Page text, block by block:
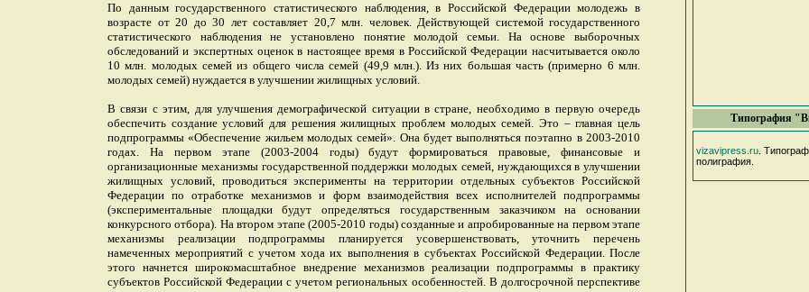
Типография
vizavipress.ru .
полиграфия.
По данным государственного статистического наблюдения, в Российской Федерации молодежь в
возрасте от 20 до 30 лет составляет 20,7 млн. человек. Действующей системой государственного
статистического наблюдения не установлено понятие молодой семьи. На основе выборочных
обследований и экспертных оценок в настоящее время в Российской Федерации насчитывается около
10 млн. молодых семей из общего числа семей (49,9 млн.). Из них большая часть (примерно 6 млн.
молодых семей) нуждается в улучшении жилищных условий.
В связи с этим, для улучшения демографической ситуации в стране, необходимо в первую очередь
обеспечить создание условий для решения жилищных проблем молодых семей. Это – главная цель
подпрограммы «Обеспечение жильем молодых семей». Она будет выполняться поэтапно в 2003-2010
годах. На первом этапе (2003-2004 годы) будут формироваться правовые, финансовые и
организационные механизмы государственной поддержки молодых семей, нуждающихся в улучшении
жилищных условий, проводиться эксперименты на территории отдельных субъектов Российской
Федерации по отработке механизмов и форм взаимодействия всех исполнителей подпрограммы
(экспериментальные площадки будут определяться государственным заказчиком на основании
конкурсного отбора). На втором этапе (2005-2010 годы) созданные и апробированные на первом этапе
механизмы реализации подпрограммы планируется усовершенствовать, уточнить перечень
намеченных мероприятий с учетом хода их выполнения в субъектах Российской Федерации. После
этого начнется широкомасштабное внедрение механизмов реализации подпрограммы в практику
субъектов Российской Федерации с учетом региональных особенностей. В долгосрочной перспективе